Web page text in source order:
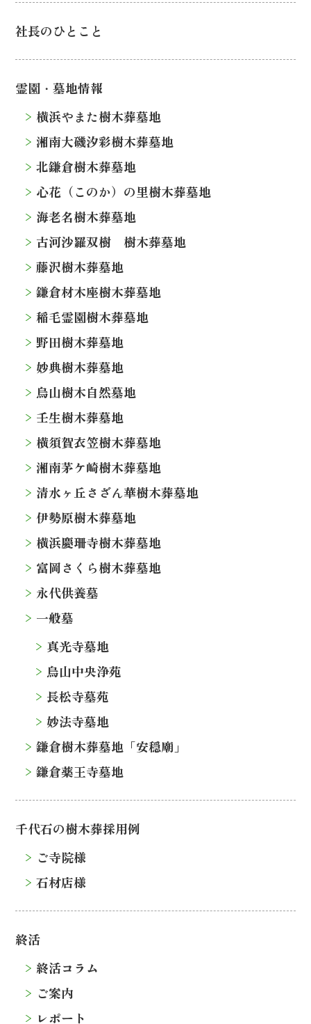
社長のひとこと
霊園・墓地情報
横浜やまた樹木葬墓地
湘南大磯汐彩樹木葬墓地
北鎌倉樹木葬墓地
心花（このか）の里樹木葬墓地
海老名樹木葬墓地
古河沙羅双樹 樹木葬墓地
藤沢樹木葬墓地
鎌倉材木座樹木葬墓地
稲毛霊園樹木葬墓地
野田樹木葬墓地
妙典樹木葬墓地
烏山樹木自然墓地
壬生樹木葬墓地
横須賀衣笠樹木葬墓地
湘南茅ケ崎樹木葬墓地
清水ヶ丘さざん華樹木葬墓地
伊勢原樹木葬墓地
横浜慶珊寺樹木葬墓地
富岡さくら樹木葬墓地
永代供養墓
一般墓
真光寺墓地
烏山中央浄苑
長松寺墓苑
妙法寺墓地
鎌倉樹木葬墓地「安穏廟」
鎌倉薬王寺墓地
千代石の樹木葬採用例
ご寺院様
石材店様
終活
終活コラム
ご案内
レポート